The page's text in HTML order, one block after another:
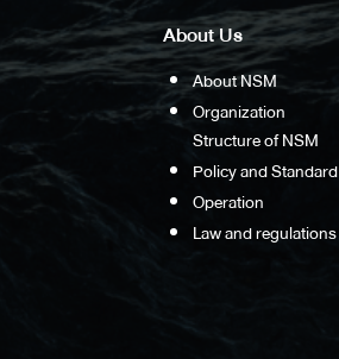
About Us
About NSM
Organization
Structure of NSM
Policy and Standard
Operation
Law and regulations